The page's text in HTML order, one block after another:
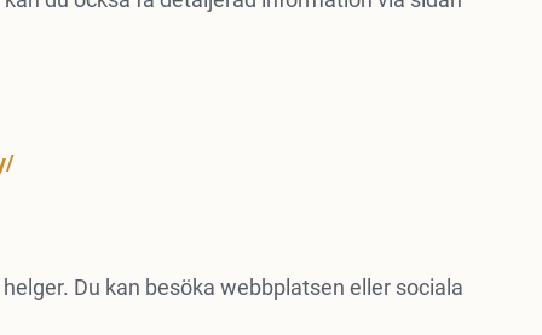
Du kan besöka webbplatsen eller sociala